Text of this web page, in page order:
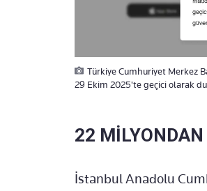
Türkiye Cumhuriyet Merkez
29 Ekim 2025'te geçici olarak
22
İstanbul Anadolu